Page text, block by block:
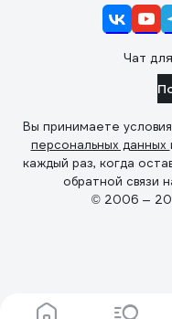
Чат
Вы принимаете условия
персональных данных
каждый раз, когда
обратной связи
© 2006 —